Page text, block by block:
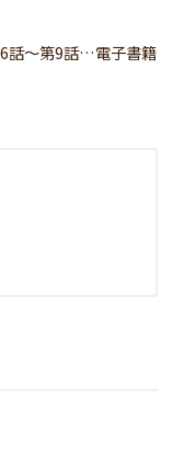
話～第9話…電子書籍